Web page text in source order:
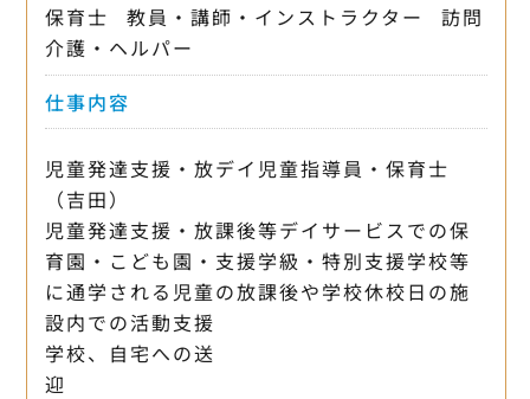
保育士
教員・講師・インストラクター
訪問
介護・ヘルパー
仕事内容
児童発達支援・放デイ児童指導員・保育士
（吉田）
児童発達支援・放課後等デイサービスでの保
育園・こども園・支援学級・特別支援学校等
に通学される児童の放課後や学校休校日の施
設内での活動支援
学校、自宅への送
迎